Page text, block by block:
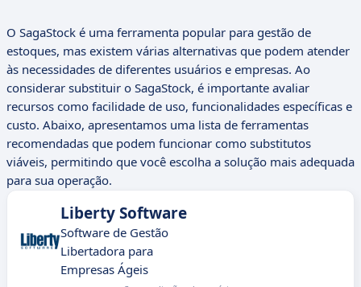
O SagaStock é uma ferramenta popular para gestão de
estoques, mas existem várias alternativas que podem atender
às necessidades de diferentes usuários e empresas. Ao
considerar substituir o SagaStock, é importante avaliar
recursos como facilidade de uso, funcionalidades específicas e
custo. Abaixo, apresentamos uma lista de ferramentas
recomendadas que podem funcionar como substitutos
viáveis, permitindo que você escolha a solução mais adequada
para sua operação.
Liberty Software
Software de Gestão
Libertadora para
Empresas Ágeis